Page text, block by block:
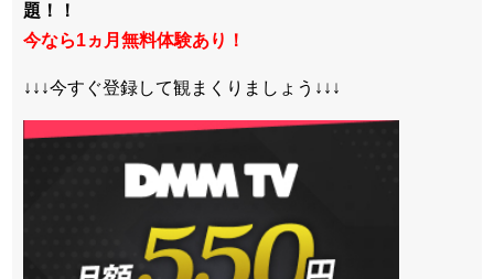
題！！
今なら1ヵ月無料体験あり！
↓↓↓今すぐ登録して観まくりましょう↓↓↓